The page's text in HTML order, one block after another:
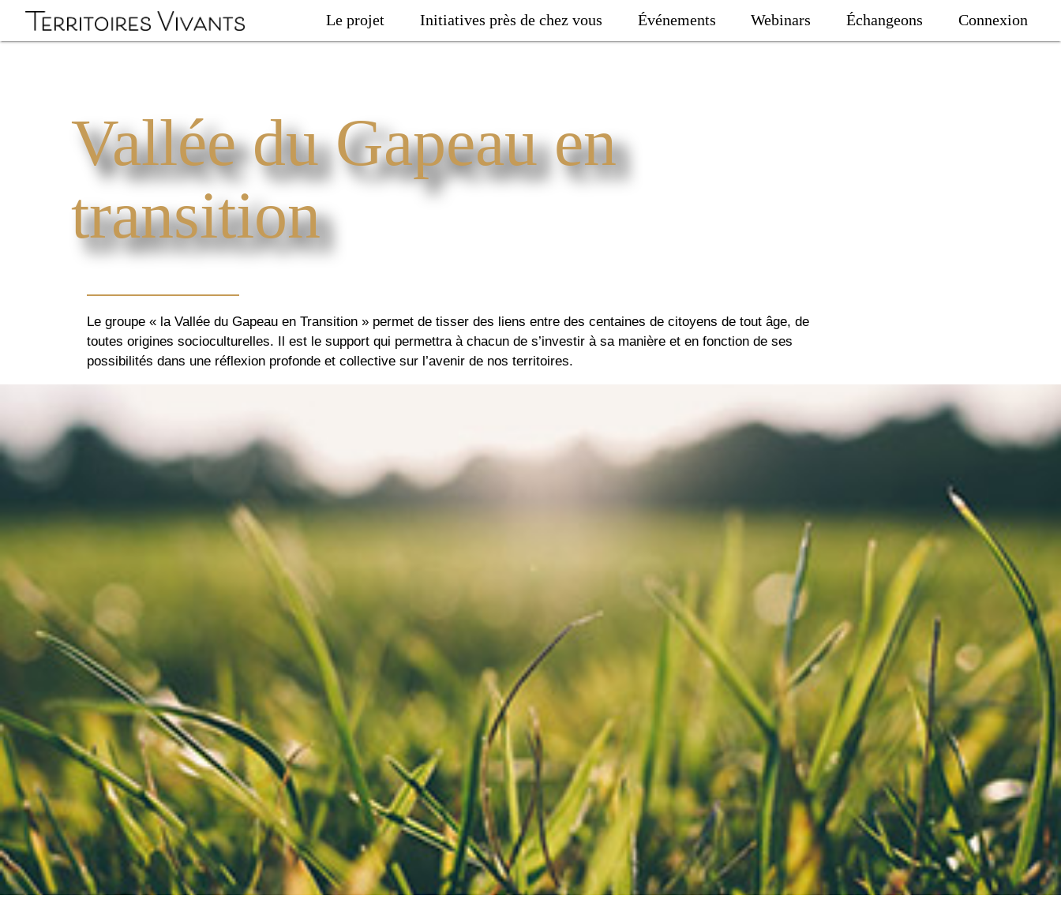
Le projet Initiatives près de chez vous Événements Webinars Échangeons Connexion
Vallée du Gapeau en
transition
Le groupe « la Vallée du Gapeau en Transition » permet de tisser des liens entre des centaines de citoyens de tout âge, de
toutes origines socioculturelles. Il est le support qui permettra à chacun de s’investir à sa manière et en fonction de ses
possibilités dans une réflexion profonde et collective sur l’avenir de nos territoires.